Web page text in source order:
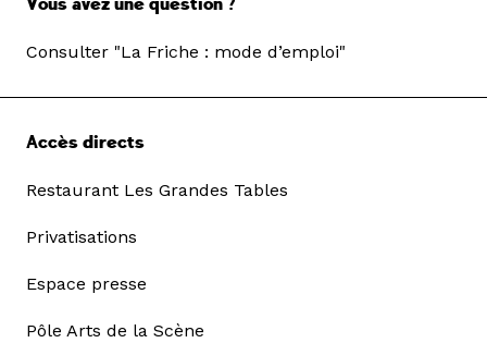
Vous avez une question ?
Consulter "La Friche : mode d’emploi"
Accès directs
Restaurant Les Grandes Tables
Privatisations
Espace presse
Pôle Arts de la Scène